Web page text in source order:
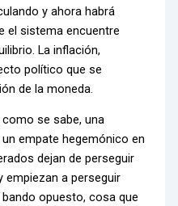
y ahora habrá
el sistema encuentre
La inflación,
político que se
de la moneda.
se sabe, una
empate hegemónico en
dejan de perseguir
empiezan a perseguir
opuesto, cosa que